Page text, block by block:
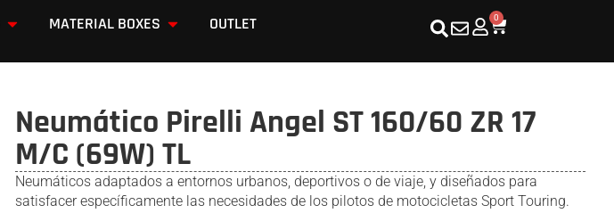
MATERIAL BOXES OUTLET 0
Neumático Pirelli Angel ST 160/60 ZR 17
M/C (69W) TL
Neumáticos adaptados a entornos urbanos, deportivos o de viaje, y diseñados para
satisfacer específicamente las necesidades de los pilotos de motocicletas Sport Touring.